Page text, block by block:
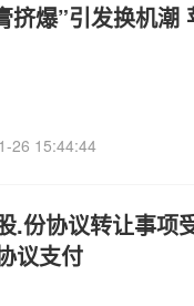
挤爆”引发换机潮
26 15:44:44
.份协议转让事项
议支付